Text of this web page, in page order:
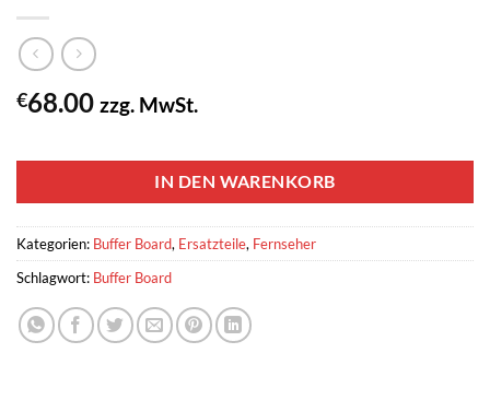
€68.00 zzg. MwSt.
IN DEN WARENKORB
Kategorien: Buffer Board, Ersatzteile, Fernseher
Schlagwort: Buffer Board